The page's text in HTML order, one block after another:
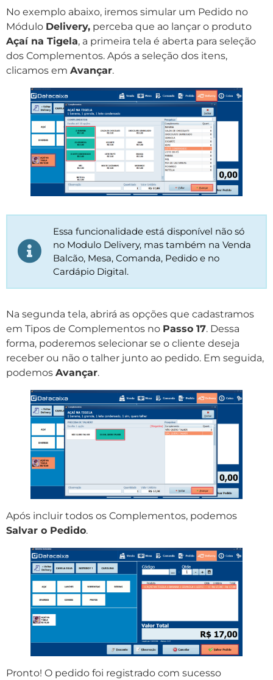
No exemplo abaixo, iremos simular um Pedido no
Módulo Delivery, perceba que ao lançar o produto
Açaí na Tigela, a primeira tela é aberta para seleção
dos Complementos. Após a seleção dos itens,
clicamos em Avançar.
Essa funcionalidade está disponível não só
no Modulo Delivery, mas também na Venda
Balcão, Mesa, Comanda, Pedido e no
Cardápio Digital.
Na segunda tela, abrirá as opções que cadastramos
em Tipos de Complementos no Passo 17. Dessa
forma, poderemos selecionar se o cliente deseja
receber ou não o talher junto ao pedido. Em seguida,
podemos Avançar.
Após incluir todos os Complementos, podemos
Salvar o Pedido.
Pronto! O pedido foi registrado com sucesso